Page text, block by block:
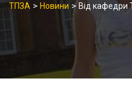
ТПЗА > Новини > Від кафедри